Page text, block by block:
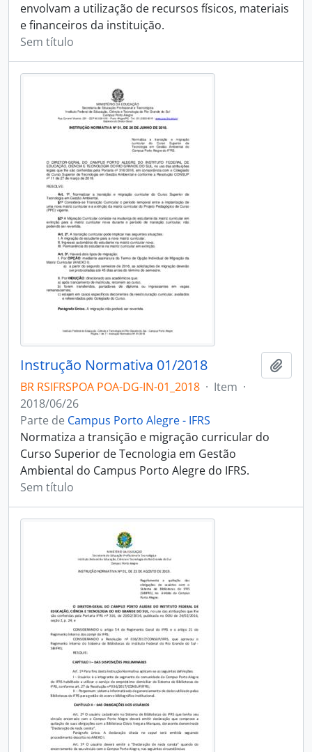
envolvam a utilização de recursos físicos, materiais
e financeiros da instituição.
Sem título
Instrução Normativa 01/2018
BR RSIFRSPOA POA-DG-IN-01_2018 · Item ·
2018/06/26
Parte de Campus Porto Alegre - IFRS
Normatiza a transição e migração curricular do
Curso Superior de Tecnologia em Gestão
Ambiental do Campus Porto Alegre do IFRS.
Sem título